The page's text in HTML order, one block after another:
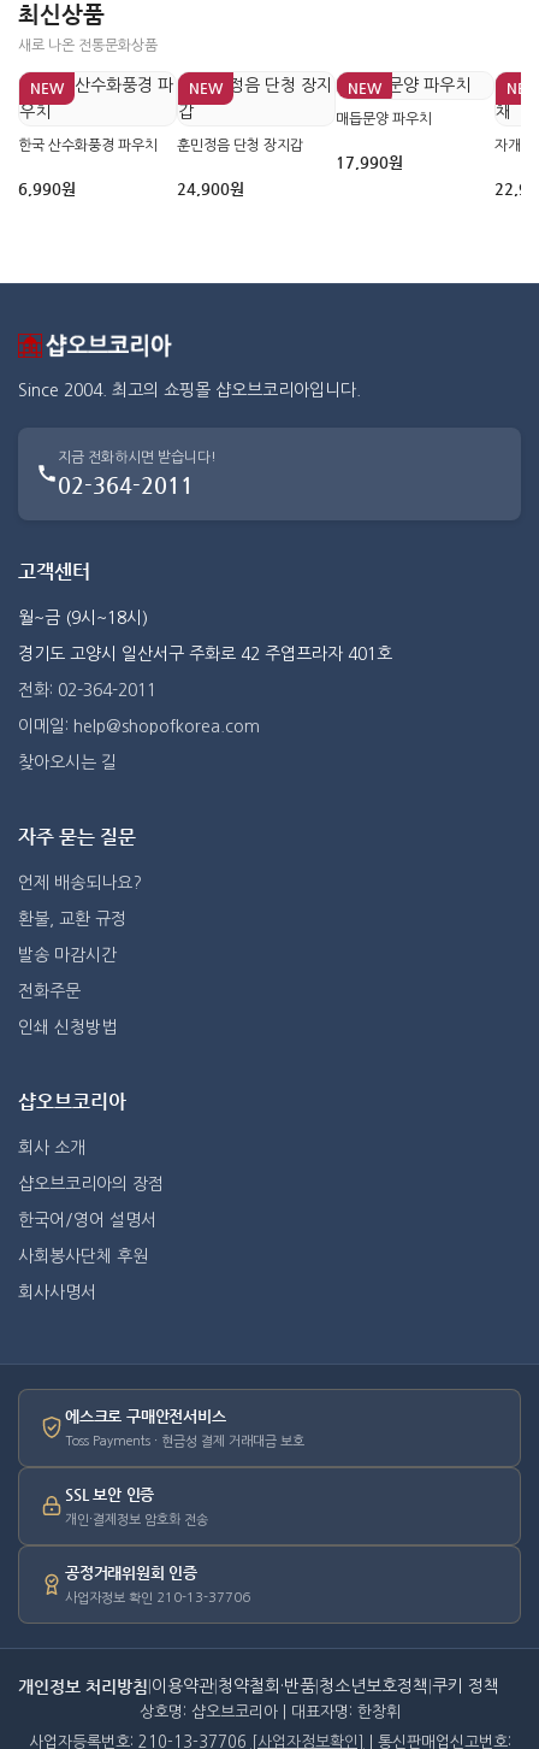
최신상품
새로 나온 전통문화상품
NEW
한국 산수화풍경 파우치
6,990원
NEW
훈민정음 단청 장지갑
24,900원
NEW
매듭문양 파우치
17,990원
NEW
자개
Since 2004. 최고의 쇼핑몰 샵오브코리아입니다.
지금 전화하시면 받습니다!
02-364-2011
고객센터
월~금 (9시~18시)
경기도 고양시 일산서구 주화로 42 주엽프라자 401호
전화: 02-364-2011
이메일: help@shopofkorea.com
찾아오시는 길
자주 묻는 질문
언제 배송되나요?
환불, 교환 규정
발송 마감시간
전화주문
인쇄 신청방법
샵오브코리아
회사 소개
샵오브코리아의 장점
한국어/영어 설명서
사회봉사단체 후원
회사사명서
에스크로 구매안전서비스
Toss Payments · 현금성 결제 거래대금 보호
SSL 보안 인증
개인·결제정보 암호화 전송
공정거래위원회 인증
사업자정보 확인 210-13-37706
개인정보 처리방침 이용약관 청약철회·반품 청소년보호정책 쿠키 정책
상호명: 샵오브코리아 | 대표자명: 한창휘
사업자등록번호: 210-13-37706
[사업자정보확인] | 통신판매업신고번호: